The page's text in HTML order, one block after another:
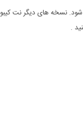
نسخه های دیگر نت
.